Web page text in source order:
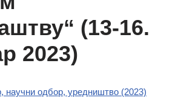
(13-16.
2023)
научни одбор, уредништво (2023)